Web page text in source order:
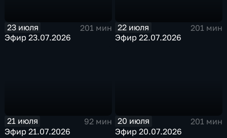
23 июля
201 мин
Эфир 23.07.2026
22 июля
201 мин
Эфир 22.07.2026
21 июля
92 мин
Эфир 21.07.2026
20 июля
201 мин
Эфир 20.07.2026